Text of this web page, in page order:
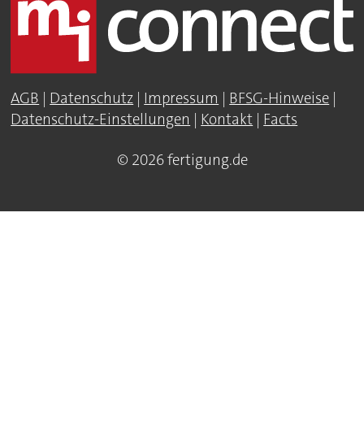
AGB | Datenschutz | Impressum | BFSG-Hinweise |
Datenschutz-Einstellungen | Kontakt | Facts
© 2026 fertigung.de